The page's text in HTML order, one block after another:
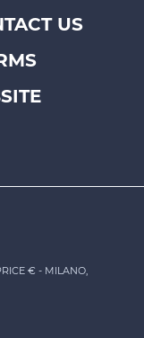
US
€ - MILANO,